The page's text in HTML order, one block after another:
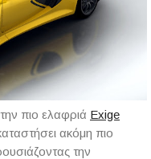
πιο ελαφριά Exige
ακόμη πιο
την